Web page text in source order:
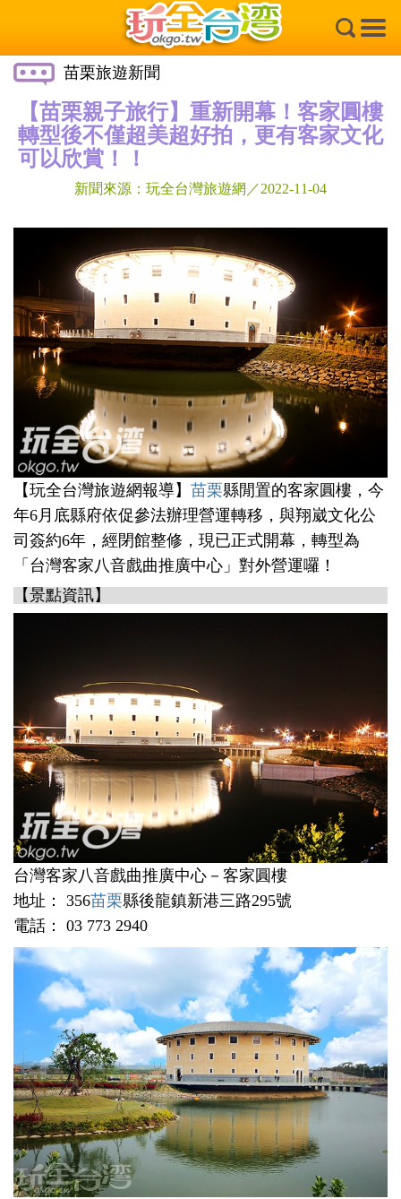
×
苗栗旅遊新聞
【苗栗親子旅行】重新開幕！客家圓樓
轉型後不僅超美超好拍，更有客家文化
可以欣賞！！
新聞來源：玩全台灣旅遊網／2022-11-04
【玩全台灣旅遊網報導】 苗栗縣閒置的客家圓樓，今
年6月底縣府依促參法辦理營運轉移，與翔崴文化公
司簽約6年，經閉館整修，現已正式開幕，轉型為
「台灣客家八音戲曲推廣中心」對外營運囉！
【景點資訊】
台灣客家八音戲曲推廣中心－客家圓樓
地址： 356苗栗縣後龍鎮新港三路295號
電話： 03 773 2940